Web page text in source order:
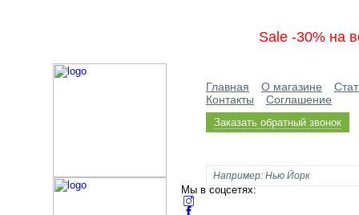
Sale -30% на
Главная О магазине
Контакты
Соглашение
Заказать обратный звонок
Мы в соцсетях: